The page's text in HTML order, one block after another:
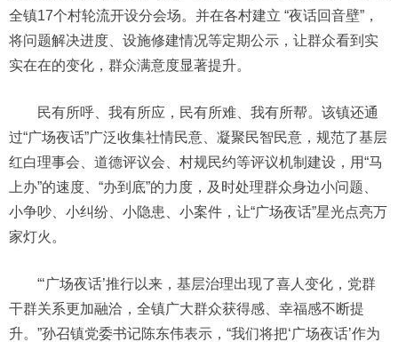
全镇17个村轮流开设分会场。并在各村建立 “夜话回音壁”，
将问题解决进度、设施修建情况等定期公示，让群众看到实
实在在的变化，群众满意度显著提升。
民有所呼、我有所应，民有所难、我有所帮。该镇还通
过“广场夜话”广泛收集社情民意、凝聚民智民意，规范了基层
红白理事会、道德评议会、村规民约等评议机制建设，用“马
上办”的速度、“办到底”的力度，及时处理群众身边小问题、
小争吵、小纠纷、小隐患、小案件，让“广场夜话”星光点亮万
家灯火。
“‘广场夜话’推行以来，基层治理出现了喜人变化，党群
干群关系更加融洽，全镇广大群众获得感、幸福感不断提
升。”孙召镇党委书记陈东伟表示，“我们将把‘广场夜话’作为